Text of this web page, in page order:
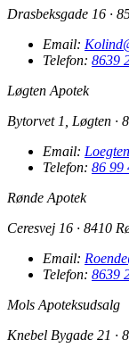
Drasbeksgade 16 ·
Email:
Telefon: 8639
Løgten Apotek
Bytorvet 1, Løgten ·
Email:
Telefon: 86 99
Rønde Apotek
Ceresvej 16 · 8410
Email:
Telefon: 8639
Mols Apoteksudsalg
Knebel Bygade 21 ·